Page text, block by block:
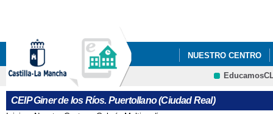
NUESTRO CENTRO
ADMISIÓN DEL
CEIP Giner de los Ríos. Puertollano (Ciudad Real)